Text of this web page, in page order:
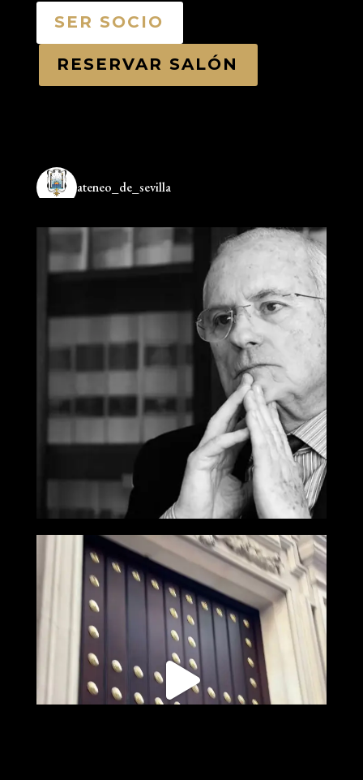
SER SOCIO
RESERVAR SALÓN
ateneo_de_sevilla